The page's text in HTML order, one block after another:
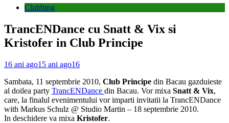
Clubbing
TrancENDance cu Snatt & Vix si
Kristofer in Club Principe
16 ani ago15 ani ago16
Sambata, 11 septembrie 2010, Club Principe din Bacau gazduieste
al doilea party TrancENDance din Bacau. Vor mixa Snatt & Vix,
care, la finalul evenimentului vor imparti invitatii la TrancENDance
with Markus Schulz @ Studio Martin – 18 septembrie 2010.
In deschidere va mixa Kristofer.